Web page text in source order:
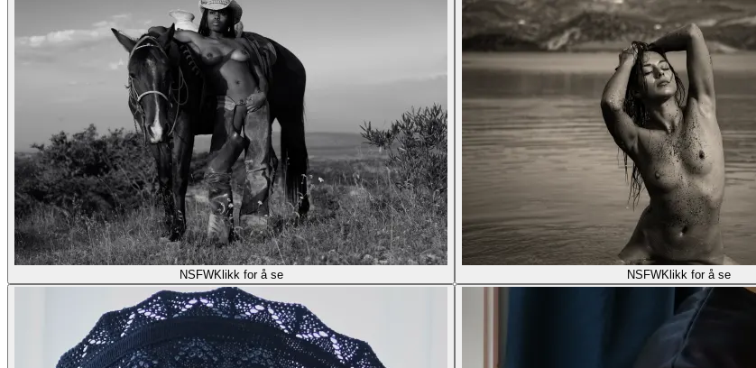
NSFWKlikk for å se NSFWKlikk for å se